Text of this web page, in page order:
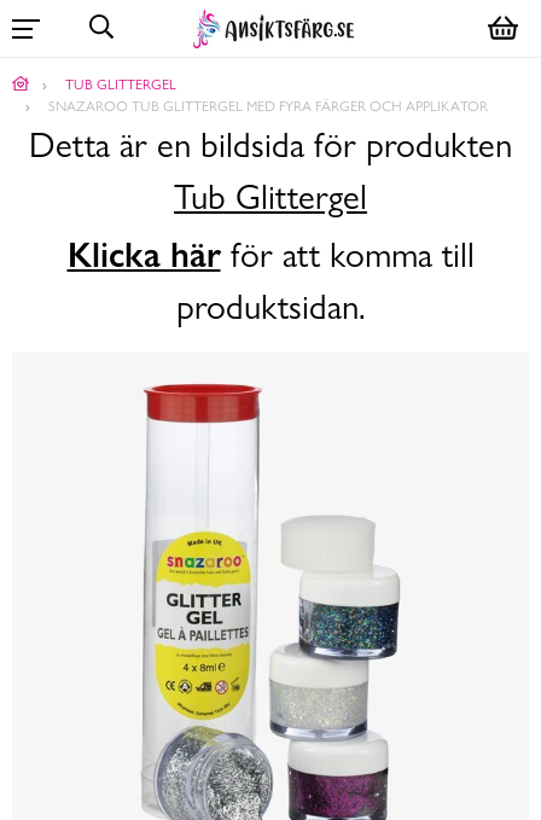
TUB GLITTERGEL
SNAZAROO TUB GLITTERGEL MED FYRA FÄRGER OCH APPLIKATOR
Detta är en bildsida för produkten
Tub Glittergel
Klicka härför att komma till
produktsidan.